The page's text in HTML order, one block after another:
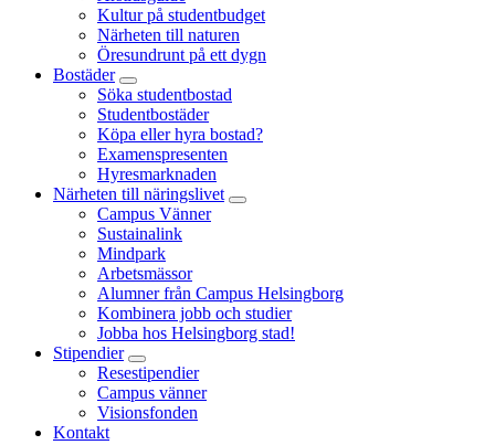
Kultur på studentbudget
Närheten till naturen
Öresundrunt på ett dygn
Bostäder
Söka studentbostad
Studentbostäder
Köpa eller hyra bostad?
Examenspresenten
Hyresmarknaden
Närheten till näringslivet
Campus Vänner
Sustainalink
Mindpark
Arbetsmässor
Alumner från Campus Helsingborg
Kombinera jobb och studier
Jobba hos Helsingborg stad!
Stipendier
Resestipendier
Campus vänner
Visionsfonden
Kontakt